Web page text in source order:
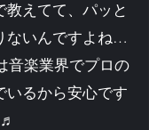
教えてて、パッと
ないんですよね…
音楽業界でプロの
いるから安心です
♬